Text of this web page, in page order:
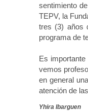
sentimiento
TEPV, la
tres (3) años
programa de
Es
vemos
en general
atención de
Yhira Ibarguen